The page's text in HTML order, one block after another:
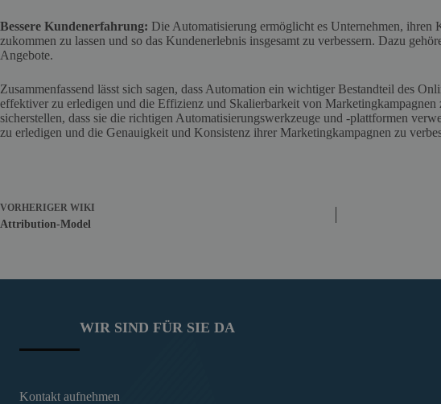
Bessere Kundenerfahrung: Die Automatisierung ermöglicht es Unternehmen, ihren
zukommen zu lassen und so das Kundenerlebnis insgesamt zu verbessern. Dazu
Angebote.
Zusammenfassend lässt sich sagen, dass Automation ein wichtiger Bestandteil des
effektiver zu erledigen und die Effizienz und Skalierbarkeit von Marketingkampagnen
sicherstellen, dass sie die richtigen Automatisierungswerkzeuge und -plattformen
zu erledigen und die Genauigkeit und Konsistenz ihrer Marketingkampagnen zu
VORHERIGER WIKI
Attribution-Model
WIR SIND FÜR SIE DA
Kontakt aufnehmen